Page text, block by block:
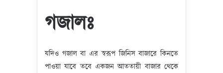
গজালঃ
যদিও গজাল বা এর স্বরূপ জিনিস বাজারে কিনতে
পাওয়া যাবে তবে একজন আততায়ী বাজার থেকে